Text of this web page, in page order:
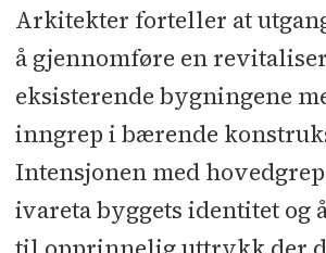
Arkitekter forteller at
å gjennomføre en
eksisterende bygningene
inngrep i bærende
Intensjonen med
ivareta byggets identitet og